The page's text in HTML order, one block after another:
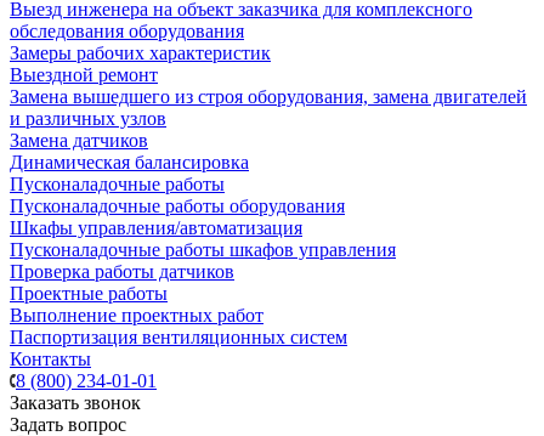
Выезд инженера на объект заказчика для комплексного
обследования оборудования
Замеры рабочих характеристик
Выездной ремонт
Замена вышедшего из строя оборудования, замена двигателей
и различных узлов
Замена датчиков
Динамическая балансировка
Пусконаладочные работы
Пусконаладочные работы оборудования
Шкафы управления/автоматизация
Пусконаладочные работы шкафов управления
Проверка работы датчиков
Проектные работы
Выполнение проектных работ
Паспортизация вентиляционных систем
Контакты
8 (800) 234-01-01
Заказать звонок
Задать вопрос